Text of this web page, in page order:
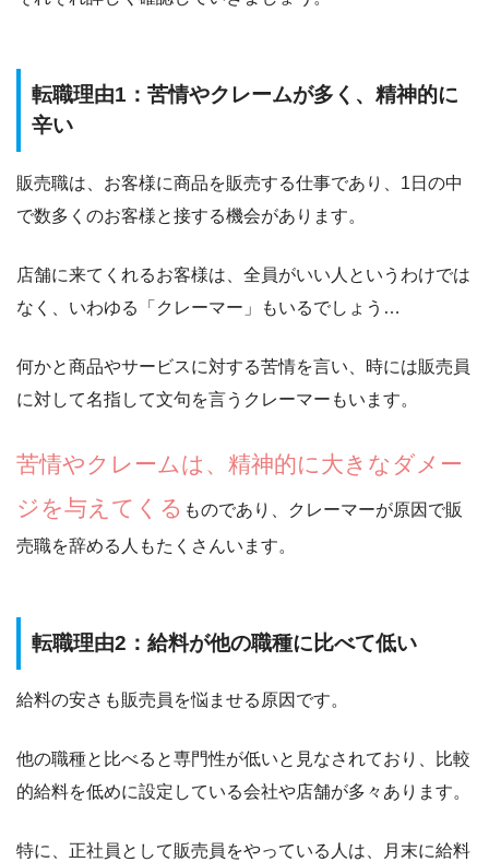
転職理由1：苦情やクレームが多く、精神的に
辛い
販売職は、お客様に商品を販売する仕事であり、1日の中
で数多くのお客様と接する機会があります。
店舗に来てくれるお客様は、全員がいい人というわけでは
なく、いわゆる「クレーマー」もいるでしょう…
何かと商品やサービスに対する苦情を言い、時には販売員
に対して名指して文句を言うクレーマーもいます。
苦情やクレームは、精神的に大きなダメー
ジを与えてくる ものであり、クレーマーが原因で販
売職を辞める人もたくさんいます。
転職理由2：給料が他の職種に比べて低い
給料の安さも販売員を悩ませる原因です。
他の職種と比べると専門性が低いと見なされており、比較
的給料を低めに設定している会社や店舗が多々あります。
特に、正社員として販売員をやっている人は、月末に給料